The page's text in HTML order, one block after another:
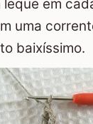
leque em
uma
baixíssimo.